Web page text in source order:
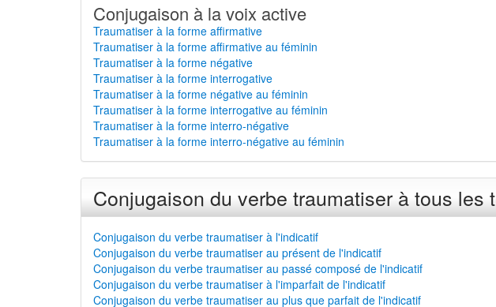
Conjugaison à la voix active
Traumatiser à la forme affirmative
Traumatiser à la forme affirmative au féminin
Traumatiser à la forme négative
Traumatiser à la forme interrogative
Traumatiser à la forme négative au féminin
Traumatiser à la forme interrogative au féminin
Traumatiser à la forme interro-négative
Traumatiser à la forme interro-négative au féminin
Conjugaison du verbe traumatiser à tous les
Conjugaison du verbe traumatiser à l'indicatif
Conjugaison du verbe traumatiser au présent de l'indicatif
Conjugaison du verbe traumatiser au passé composé de l'indicatif
Conjugaison du verbe traumatiser à l'imparfait de l'indicatif
Conjugaison du verbe traumatiser au plus que parfait de l'indicatif